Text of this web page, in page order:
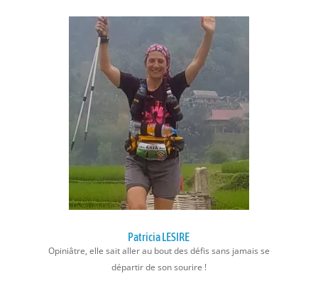
Patricia LESIRE
Opiniâtre, elle sait aller au bout des défis sans jamais se
départir de son sourire !